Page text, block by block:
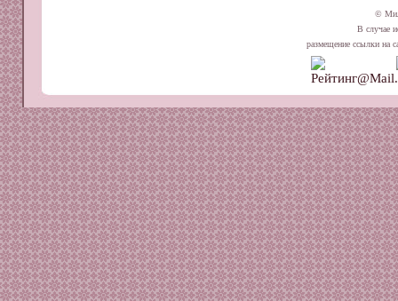
©
В случае
размещение ссылки на